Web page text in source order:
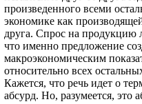
произведенного всеми
экономике как
друга. Спрос на продукцию
что именно предложение
макроэкономическим
относительно всех
Кажется, что речь идет о
абсурд. Но, разумеется, это